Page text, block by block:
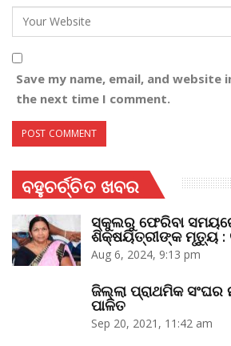
Save my name, email, and
the next time I comment.
ବହୁଚର୍ଚ୍ଚିତ ଖବର
ସ୍କୁଲରୁ ଫେରିବା
ଶିକ୍ଷୟିତ୍ରୀଙ୍କ ମୃତ୍ୟୁ :
Aug 6, 2024, 9:13 pm
ଜିଲ୍ଲା ପ୍ରାଥମିକ ସଂଘର
ପାଳିତ
Sep 20, 2021, 11:42 am